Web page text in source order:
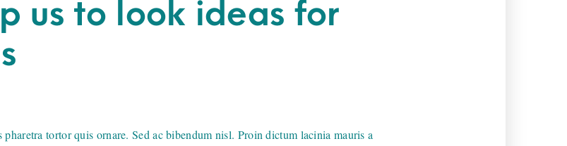
us to look ideas for
tortor quis ornare. Sed ac bibendum nisl. Proin dictum lacinia mauris a